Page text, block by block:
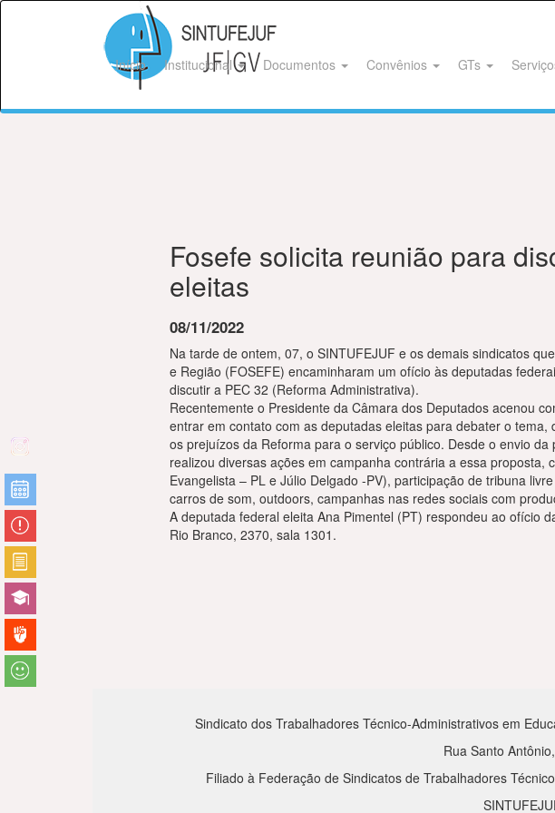
Início Institucional Documentos Convênios GTs
Fosefe solicita reunião para
eleitas
08/11/2022
Na tarde de ontem, 07, o SINTUFEJUF e os demais sindicatos
e Região (FOSEFE) encaminharam um ofício às deputadas
discutir a PEC 32 (Reforma Administrativa).
Recentemente o Presidente da Câmara dos Deputados acenou
entrar em contato com as deputadas eleitas para debater o
os prejuízos da Reforma para o serviço público. Desde o envio
realizou diversas ações em campanha contrária a essa
Evangelista – PL e Júlio Delgado -PV), participação de tribuna
carros de som, outdoors, campanhas nas redes sociais com
A deputada federal eleita Ana Pimentel (PT) respondeu ao ofício
Rio Branco, 2370, sala 1301.
Sindicato dos Trabalhadores Técnico-Administrativos em
Rua Santo
Filiado à Federação de Sindicatos de Trabalhadores